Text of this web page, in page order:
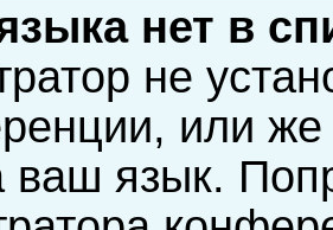
нет в
не
или же
ваш язык.